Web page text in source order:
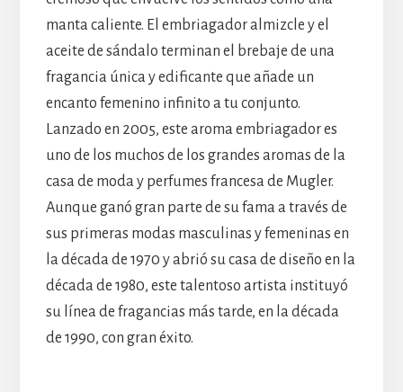
manta caliente. El embriagador almizcle y el
aceite de sándalo terminan el brebaje de una
fragancia única y edificante que añade un
encanto femenino infinito a tu conjunto.
Lanzado en 2005, este aroma embriagador es
uno de los muchos de los grandes aromas de la
casa de moda y perfumes francesa de Mugler.
Aunque ganó gran parte de su fama a través de
sus primeras modas masculinas y femeninas en
la década de 1970 y abrió su casa de diseño en la
década de 1980, este talentoso artista instituyó
su línea de fragancias más tarde, en la década
de 1990, con gran éxito.